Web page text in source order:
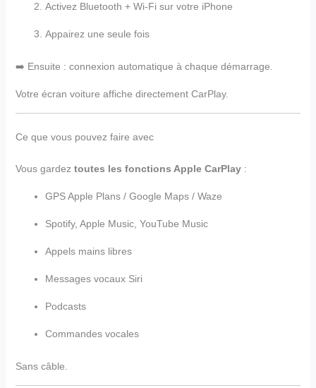
Activez Bluetooth + Wi-Fi sur votre iPhone
Appairez une seule fois
➡️ Ensuite : connexion automatique à chaque démarrage.
Votre écran voiture affiche directement CarPlay.
Ce que vous pouvez faire avec
Vous gardez toutes les fonctions Apple CarPlay:
GPS Apple Plans / Google Maps / Waze
Spotify, Apple Music, YouTube Music
Appels mains libres
Messages vocaux Siri
Podcasts
Commandes vocales
Sans câble.